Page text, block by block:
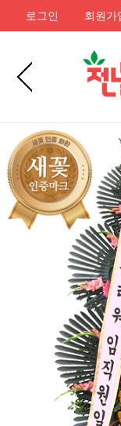
로그인 회원가